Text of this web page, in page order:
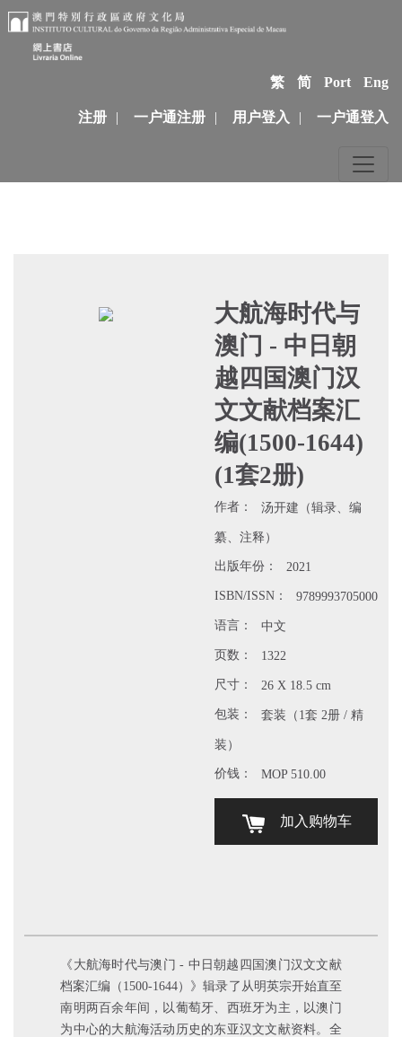
繁 简 Port Eng
注册 | 一户通注册 | 用户登入 | 一户通登入
大航海时代与
澳门 - 中日朝
越四国澳门汉
文文献档案汇
编(1500-1644)
(1套2册)
作者： 汤开建（辑录、编
纂、注释）
出版年份： 2021
ISBN/ISSN： 9789993705000
语言： 中文
页数： 1322
尺寸： 26 X 18.5 cm
包装： 套装（1套 2册 / 精
装）
价钱： MOP 510.00
加入购物车
《大航海时代与澳门 - 中日朝越四国澳门汉文文献
档案汇编（1500-1644）》辑录了从明英宗开始直至
南明两百余年间，以葡萄牙、西班牙为主，以澳门
为中心的大航海活动历史的东亚汉文文献资料。全